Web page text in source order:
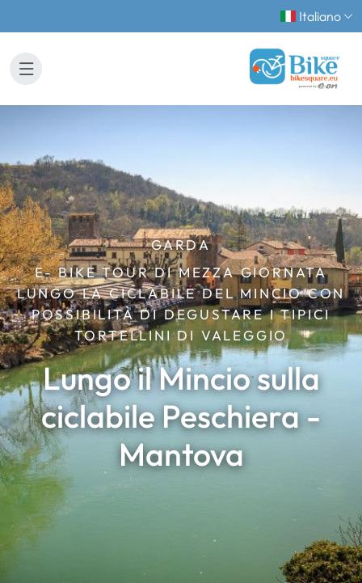
Italiano
GARDA
E- BIKE TOUR DI MEZZA GIORNATA
LUNGO LA CICLABILE DEL MINCIO CON
POSSIBILITÀ DI DEGUSTARE I TIPICI
TORTELLINI DI VALEGGIO
Lungo il Mincio sulla
ciclabile Peschiera -
Mantova